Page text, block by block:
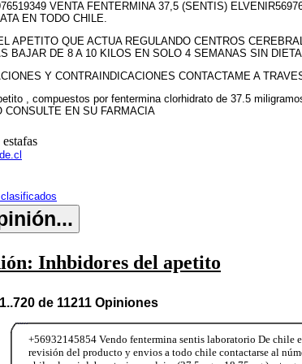
VENTA FENTERMINA 37,5 (SENTIS)
EN TODO CHILE.
APETITO QUE ACTUA REGULANDO CENTROS
BAJAR DE 8 A 10 KILOS EN SOLO 4 SEMANAS SIN
Y CONTRAINDICACIONES CONTACTAME A
, compuestos por fentermina clorhidrato de 37.5
CONSULTE EN SU FARMACIA
Inhbidores del apetito
de 11211 Opiniones
+56932145854 Vendo fentermina sentis laboratorio De
revisión del producto y envios a todo chile contactarse al